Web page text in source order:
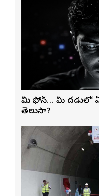
మీ ఫోన్… మీ మెదడులో
తెలుసా?